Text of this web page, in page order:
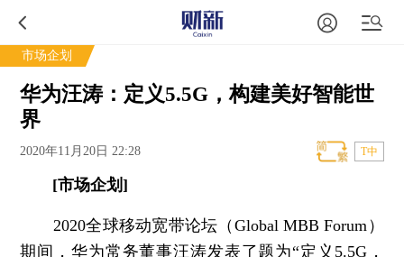
市场企划
华为汪涛：定义5.5G，构建美好智能世
界
2020年11月20日 22:28 T中
[市场企划]
2020全球移动宽带论坛（Global MBB Forum）
期间，华为常务董事汪涛发表了题为“定义5.5G，